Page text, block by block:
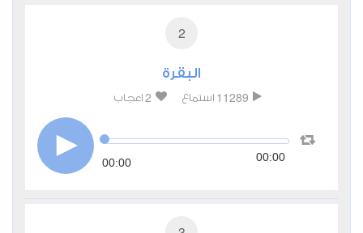
2
البقرة
11289 استماع 2 اعجاب
00:00 00:00